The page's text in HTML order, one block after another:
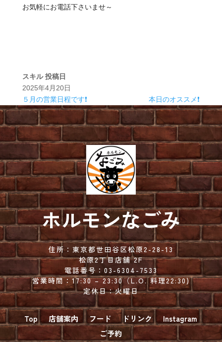
お気軽にお電話下さいませ～
スキル 投稿日
2025年4月20日
５月の営業日程です❗
本日のオススメ❗
ホルモンなごみ
住所： 東京都世田谷区松原2-28-13
松原2丁目店舗 2F
電話番号： 03-6304-7533
営業時間：17:30 – 23:30（L.O. 料理22:30)
定休日：火曜日
Top 店舗案内 フード ドリンク
Instagram
ご予約